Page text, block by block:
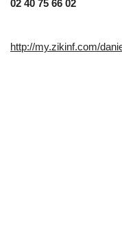
02 40 75 66 02
http://my.zikinf.com/